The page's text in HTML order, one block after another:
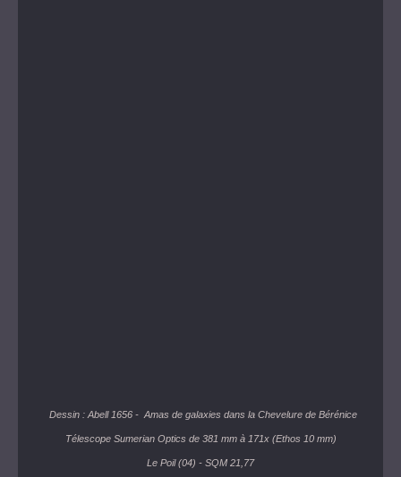
Dessin : Abell 1656 - Amas de galaxies dans la Chevelure de Bérénice
Télescope Sumerian Optics de 381 mm à 171x (Ethos 10 mm)
Le Poil (04) - SQM 21,77